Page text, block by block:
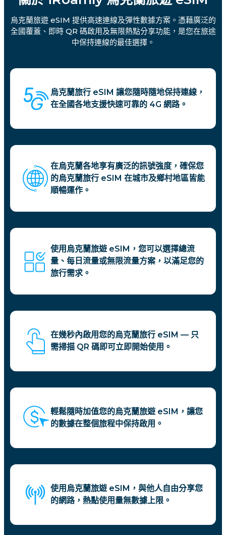
烏克蘭旅遊 eSIM 提供高速連線及彈性數據方案。憑藉廣泛的
全國覆蓋、即時 QR 碼啟用及無限熱點分享功能，是您在旅途
中保持連線的最佳選擇。
烏克蘭旅行 eSIM 讓您隨時隨地保持連線，
在全國各地支援快速可靠的 4G 網路。
在烏克蘭各地享有廣泛的訊號強度，確保您
的烏克蘭旅行 eSIM 在城市及鄉村地區皆能
順暢運作。
使用烏克蘭旅遊 eSIM，您可以選擇總流
量、每日流量或無限流量方案，以滿足您的
旅行需求。
在幾秒內啟用您的烏克蘭旅行 eSIM — 只
需掃描 QR 碼即可立即開始使用。
輕鬆隨時加值您的烏克蘭旅遊 eSIM，讓您
的數據在整個旅程中保持啟用。
使用烏克蘭旅遊 eSIM，與他人自由分享您
的網路，熱點使用量無數據上限。